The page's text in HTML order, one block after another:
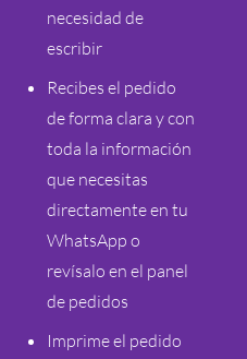
necesidad de
escribir
Recibes el pedido
de forma clara y con
toda la información
que necesitas
directamente en tu
WhatsApp o
revísalo en el panel
de pedidos
Imprime el pedido